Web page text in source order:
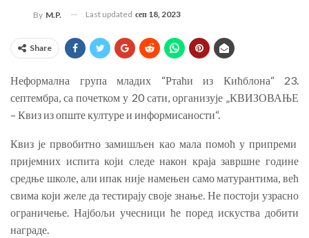
By M.P. Last updated сеп 18, 2023
Share
Неформална група младих “Ртаћи из Кићблона“ 23.
септембра, са почетком у 20 сати, организује „КВИЗОВАЊЕ
– Квиз из опште културе и информисаности“.
Квиз је првобитно замишљен као мала помоћ у припреми
пријемних испита који следе након краја завршне године
средње школе, али ипак није намењен само матурантима, већ
свима који желе да тестирају своје знање. Не постоји узрасно
ограничење. Најбољи учесници ће поред искуства добити
награде.